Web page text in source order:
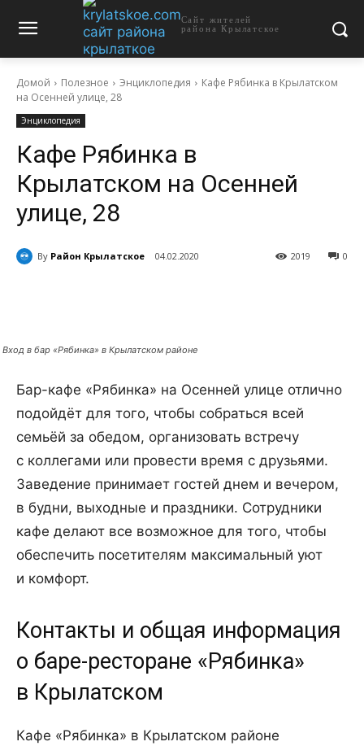
Сайт жителей
района Крылатское
Домой Полезное Энциклопедия
Кафе Рябинка в Крылатском
на Осенней улице, 28
Энциклопедия
Кафе Рябинка в
Крылатском на Осенней
улице, 28
By Район Крылатское 04.02.2020 0
2019
Вход в бар «Рябинка» в Крылатском районе
Бар-кафе «Рябинка» на Осенней улице отлично
подойдёт для того, чтобы собраться всей
семьёй за обедом, организовать встречу
с коллегами или провести время с друзьями.
Заведение принимает гостей днем и вечером,
в будни, выходные и праздники. Сотрудники
кафе делают все возможное для того, чтобы
обеспечить посетителям максимальный уют
и комфорт.
Контакты и общая информация
о баре-ресторане «Рябинка»
в Крылатском
Кафе «Рябинка» в Крылатском районе